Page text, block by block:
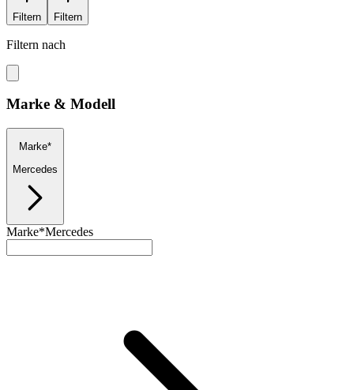
Filtern Filtern
Filtern nach
Marke & Modell
Marke*
Mercedes
Marke*Mercedes